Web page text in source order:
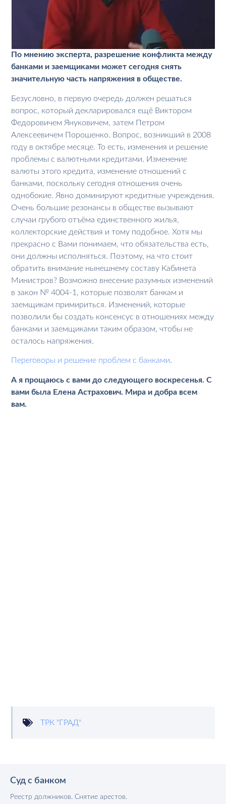
По мнению эксперта, разрешение конфликта между
банками и заемщиками может сегодня снять
значительную часть напряжения в обществе.
Безусловно, в первую очередь должен решаться
вопрос, который декларировался ещё Виктором
Федоровичем Януковичем, затем Петром
Алексеевичем Порошенко. Вопрос, возникший в 2008
году в октябре месяце. То есть, изменения и решение
проблемы с валютными кредитами. Изменение
валюты этого кредита, изменение отношений с
банками, поскольку сегодня отношения очень
однобокие. Явно доминируют кредитные учреждения.
Очень большие резонансы в обществе вызывают
случаи грубого отъёма единственного жилья,
коллекторские действия и тому подобное. Хотя мы
прекрасно с Вами понимаем, что обязательства есть,
они должны исполняться. Поэтому, на что стоит
обратить внимание нынешнему составу Кабинета
Министров? Возможно внесение разумных изменений
в закон № 4004-1, которые позволят банкам и
заемщикам примириться. Изменений, которые
позволили бы создать консенсус в отношениях между
банками и заемщиками таким образом, чтобы не
осталось напряжения.
Переговоры и решение проблем с банками.
А я прощаюсь с вами до следующего воскресенья. С
вами была Елена Астрахович. Мира и добра всем
вам.
ТРК "ГРАД"
Суд с банком
Реестр должников. Снятие арестов.